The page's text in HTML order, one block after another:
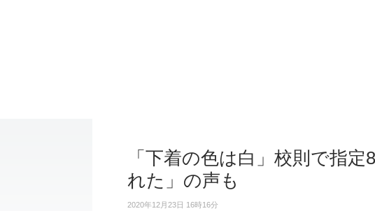
「下着の色は白」校則で指
れた」の声も
2020年12月23日 16時16分